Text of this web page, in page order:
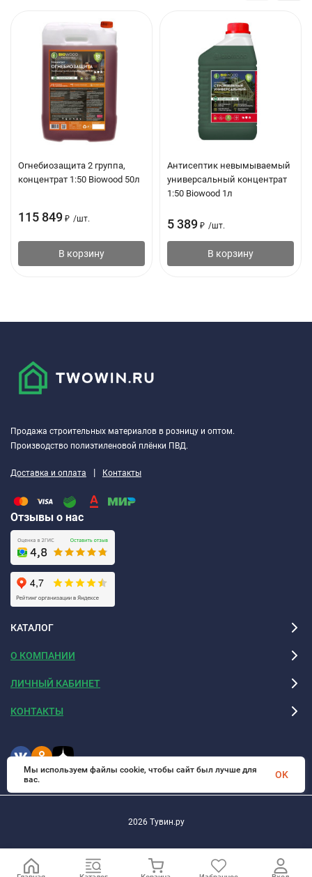
Огнебиозащита 2 группа,
концентрат 1:50 Biowood 50л
115 849 ₽ /шт.
В корзину
Антисептик невымываемый
универсальный концентрат
1:50 Biowood 1л
5 389 ₽ /шт.
В корзину
Продажа строительных материалов в розницу и оптом.
Производство полиэтиленовой плёнки ПВД.
Доставка и оплата | Контакты
Отзывы о нас
КАТАЛОГ
О КОМПАНИИ
ЛИЧНЫЙ КАБИНЕТ
КОНТАКТЫ
2026 Тувин.ру
Мы используем файлы cookie, чтобы сайт был лучше для
вас.
OK